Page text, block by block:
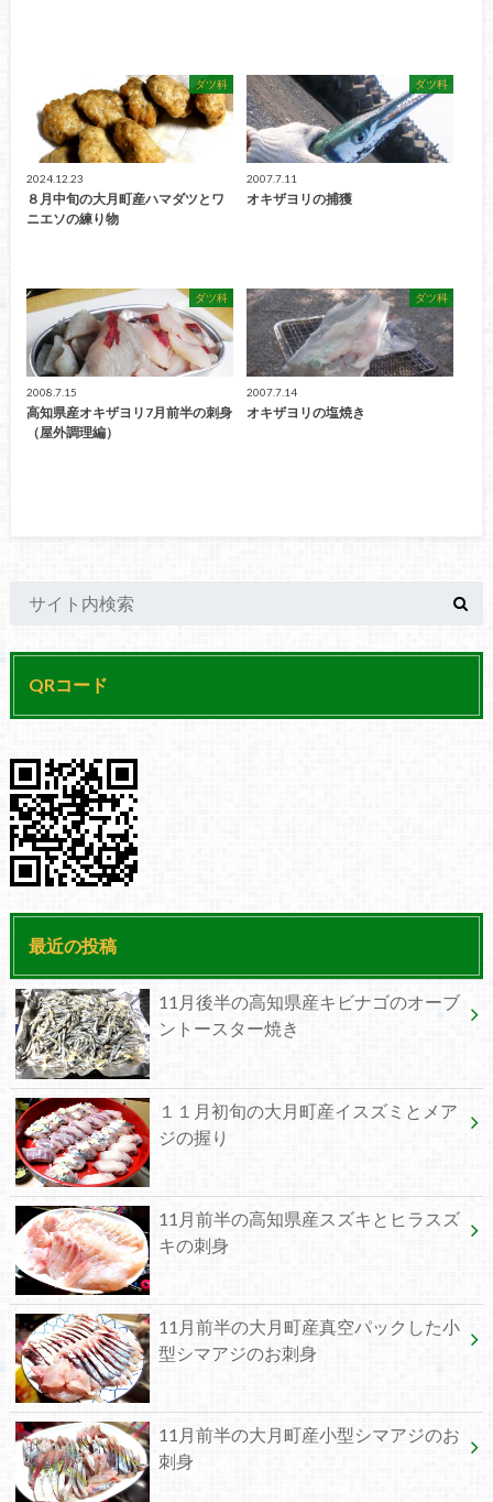
ダツ科
2024.12.23
８月中旬の大月町産ハマダツとワ
ニエソの練り物
ダツ科
2007.7.11
オキザヨリの捕獲
ダツ科
2008.7.15
高知県産オキザヨリ7月前半の刺身
（屋外調理編）
ダツ科
2007.7.14
オキザヨリの塩焼き
QRコード
最近の投稿
11月後半の高知県産キビナゴのオーブ
ントースター焼き
１１月初旬の大月町産イスズミとメア
ジの握り
11月前半の高知県産スズキとヒラスズ
キの刺身
11月前半の大月町産真空パックした小
型シマアジのお刺身
11月前半の大月町産小型シマアジのお
刺身